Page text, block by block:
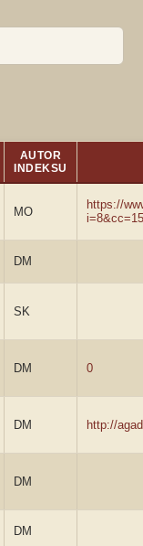
AUTOR
INDEKSU
MO
https://
DM
SK
DM 0
DM http://
DM
DM